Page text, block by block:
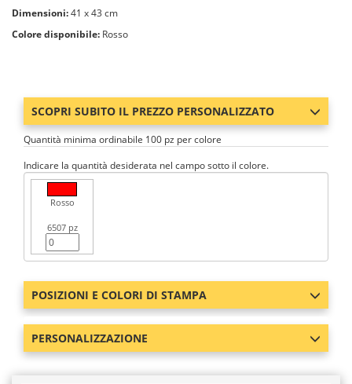
Dimensioni:41 x 43 cm
Colore disponibile: Rosso
SCOPRI SUBITO IL PREZZO PERSONALIZZATO
Quantità minima ordinabile 100 pz per colore
Indicare la quantità desiderata nel campo sotto il colore.
Rosso
6507 pz
POSIZIONI E COLORI DI STAMPA
PERSONALIZZAZIONE